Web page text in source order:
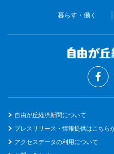
暮らす・働く
自由が丘経済新聞について
プレスリリース・情報提供はこちら
アクセスデータの利用について